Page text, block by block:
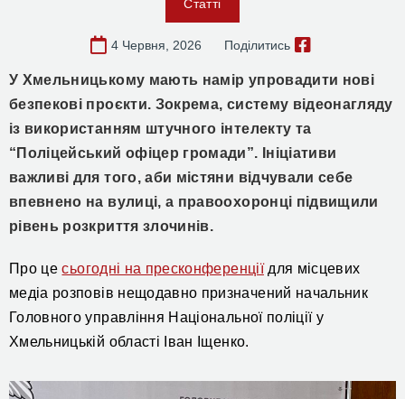
Статті
4 Червня, 2026 Поділитись
У Хмельницькому мають намір упровадити нові
безпекові проєкти. Зокрема, систему відеонагляду
із використанням штучного інтелекту та
“Поліцейський офіцер громади”. Ініціативи
важливі для того, аби містяни відчували себе
впевнено на вулиці, а правоохоронці підвищили
рівень розкриття злочинів.
Про цесьогодні на пресконференціїдля місцевих
медіа розповів нещодавно призначений начальник
Головного управління Національної поліції у
Хмельницькій області Іван Іщенко.